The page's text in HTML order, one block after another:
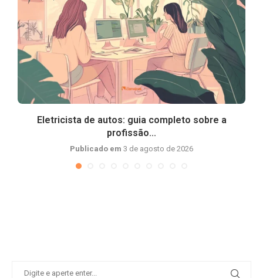
Eletricista de autos: guia completo sobre a
profissão...
Publicado em 3 de agosto de 2026